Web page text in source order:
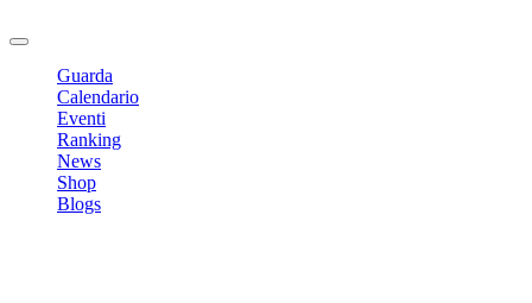
Guarda
Calendario
Eventi
Ranking
News
Shop
Blogs